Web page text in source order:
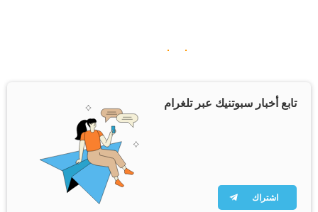
تابع أخبار سبوتنيك عبر تلغرام
اشتراك